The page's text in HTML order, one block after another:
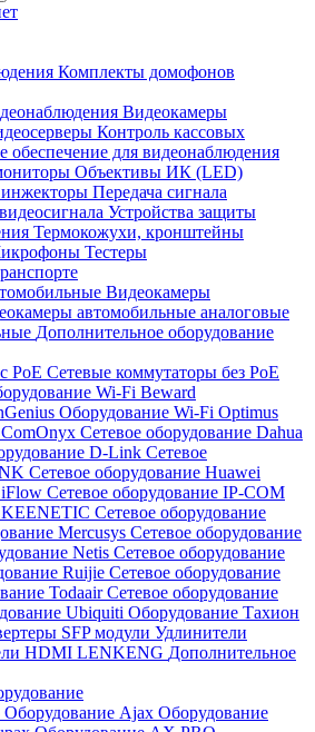
Комплекты домофонов
Видеокамеры
Контроль кассовых
обеспечение для видеонаблюдения
Объективы ИК (LED)
Передача сигнала
Устройства защиты
Термокожухи, кронштейны
Тестеры
Видеокамеры
автомобильные аналоговые
Дополнительное оборудование
РоЕ Сетевые коммутаторы без РоЕ
Wi-Fi Beward
Оборудование Wi-Fi Optimus
Сетевое оборудование Dahua
D-Link Сетевое
Сетевое оборудование Huawei
iFlow Сетевое оборудование IP-COM
KEENETIC Сетевое оборудование
Mercusys Сетевое оборудование
Netis Сетевое оборудование
Ruijie Сетевое оборудование
TodaairСетевое оборудование
Ubiquiti Оборудование Тахион
SFP модули Удлинители
HDMI LENKENG Дополнительное
Оборудование Ajax Оборудование